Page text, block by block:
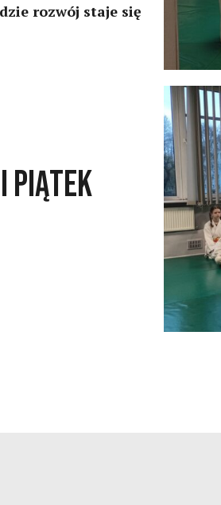
rozwój staje się
PIĄTEK